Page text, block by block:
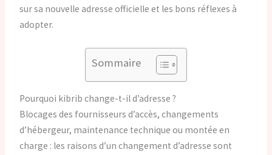
sur sa nouvelle adresse officielle et les bons réflexes à
adopter.
Sommaire
Pourquoi kibrib change-t-il d’adresse ?
Blocages des fournisseurs d’accès, changements
d’hébergeur, maintenance technique ou montée en
charge : les raisons d’un changement d’adresse sont